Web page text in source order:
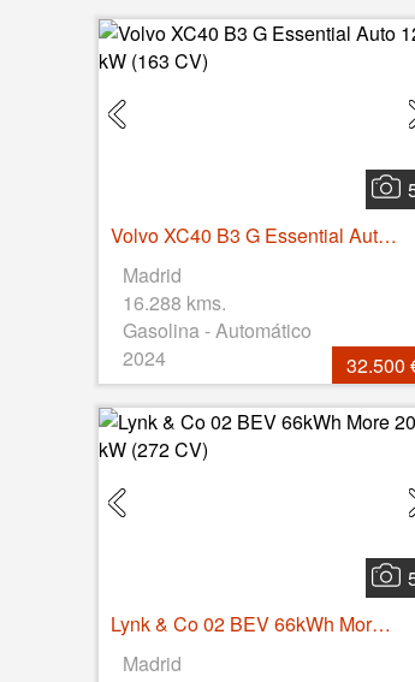
Volvo XC40 B3 G Essential Auto 120 kW (163 CV)
Madrid
16.288 kms.
Gasolina - Automático
2024
32.500
Lynk & Co 02 BEV 66kWh More 200 kW (272 CV)
Madrid